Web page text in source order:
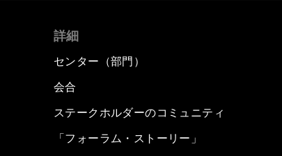
詳細
センター（部門）
会合
ステークホルダーのコミュニティ
「フォーラム・ストーリー」